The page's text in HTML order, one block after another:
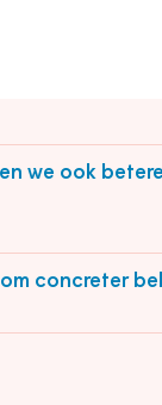
we ook
concreter